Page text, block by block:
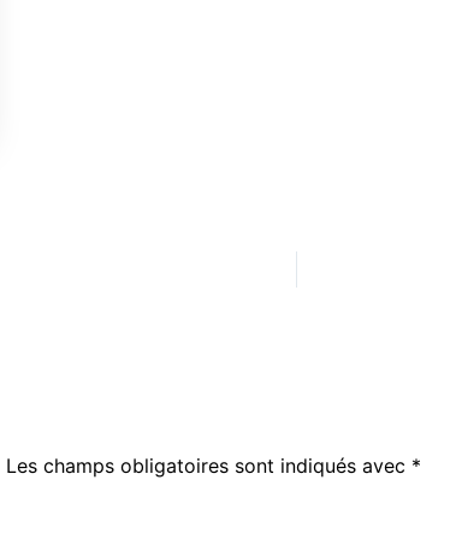
Les champs obligatoires sont indiqués avec *